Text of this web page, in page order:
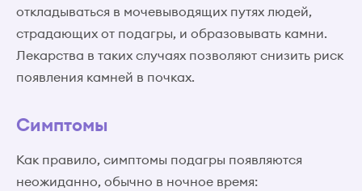
откладываться в мочевыводящих путях людей,
страдающих от подагры, и образовывать камни.
Лекарства в таких случаях позволяют снизить риск
появления камней в почках.
Симптомы
Как правило, симптомы подагры появляются
неожиданно, обычно в ночное время: